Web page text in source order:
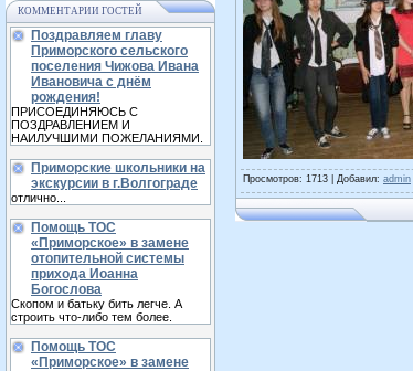
КОММЕНТАРИИ ГОСТЕЙ
Поздравляем главу
Приморского сельского
поселения Чижова Ивана
Ивановича с днём
рождения!
ПРИСОЕДИНЯЮСЬ С
ПОЗДРАВЛЕНИЕМ И
НАИЛУЧШИМИ ПОЖЕЛАНИЯМИ.
Приморские школьники на
экскурсии в г.Волгограде
отлично...
Помощь ТОС
«Приморское» в замене
отопительной системы
прихода Иоанна
Богослова
Скопом и батьку бить легче. А
строить что-либо тем более.
Помощь ТОС
«Приморское» в замене
Просмотров: 1713 | Добавил: admin